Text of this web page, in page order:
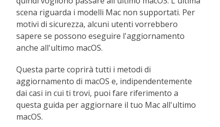
scena riguarda i modelli Mac non supportati. Per
motivi di sicurezza, alcuni utenti vorrebbero
sapere se possono eseguire l'aggiornamento
anche all'ultimo macOS.
Questa parte coprirà tutti i metodi di
aggiornamento di macOS e, indipendentemente
dai casi in cui ti trovi, puoi fare riferimento a
questa guida per aggiornare il tuo Mac all'ultimo
macOS.